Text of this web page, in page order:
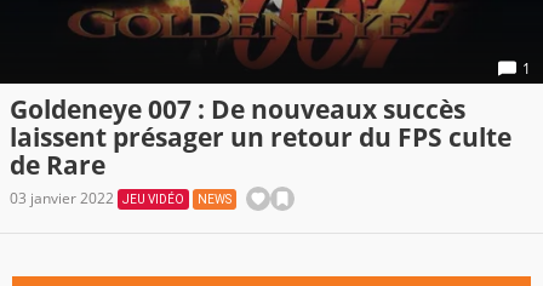
1
Goldeneye 007 : De nouveaux succès
laissent présager un retour du FPS culte
de Rare
03 janvier 2022 JEU VIDÉO NEWS